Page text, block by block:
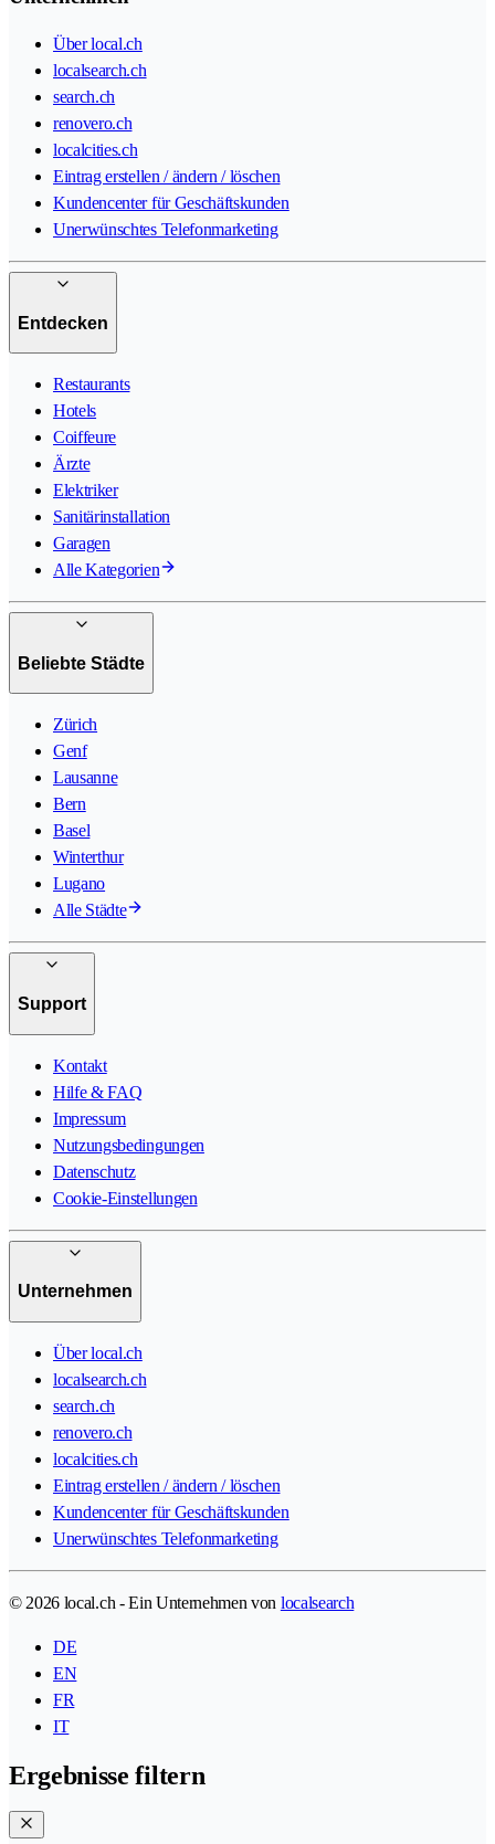
Über local.ch
localsearch.ch
search.ch
renovero.ch
localcities.ch
Eintrag erstellen / ändern / löschen
Kundencenter für Geschäftskunden
Unerwünschtes Telefonmarketing
Entdecken
Restaurants
Hotels
Coiffeure
Ärzte
Elektriker
Sanitärinstallation
Garagen
Alle Kategorien
Beliebte Städte
Zürich
Genf
Lausanne
Bern
Basel
Winterthur
Lugano
Alle Städte
Support
Kontakt
Hilfe & FAQ
Impressum
Nutzungsbedingungen
Datenschutz
Cookie-Einstellungen
Unternehmen
Über local.ch
localsearch.ch
search.ch
renovero.ch
localcities.ch
Eintrag erstellen / ändern / löschen
Kundencenter für Geschäftskunden
Unerwünschtes Telefonmarketing
© 2026 local.ch - Ein Unternehmen von localsearch
DE
EN
FR
IT
Ergebnisse filtern